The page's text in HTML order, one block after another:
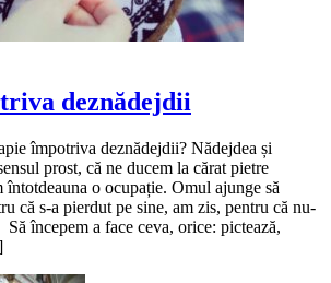
deznădejdii
împotriva deznădejdii? Nădejdea și
prost, că ne ducem la cărat pietre
întotdeauna o ocupație. Omul ajunge să
că s-a pierdut pe sine, am zis, pentru că nu-
Să începem a face ceva, orice: pictează,